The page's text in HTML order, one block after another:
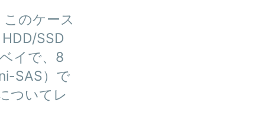
のケース
SSD
イで、8
SAS）で
ついてレ